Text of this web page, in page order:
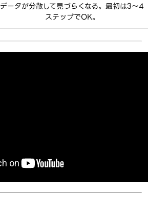
データが分散して見づらくなる。最初は3〜4
ステップでOK。